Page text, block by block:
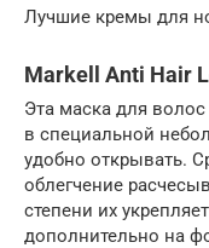
Лучшие кремы для
Markell Anti Hair
Эта маска для
в специальной
удобно открывать.
облегчение
степени их
дополнительно на